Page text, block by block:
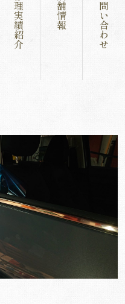
理
実
績
紹
介
舗
情
報
問
い
合
わ
せ